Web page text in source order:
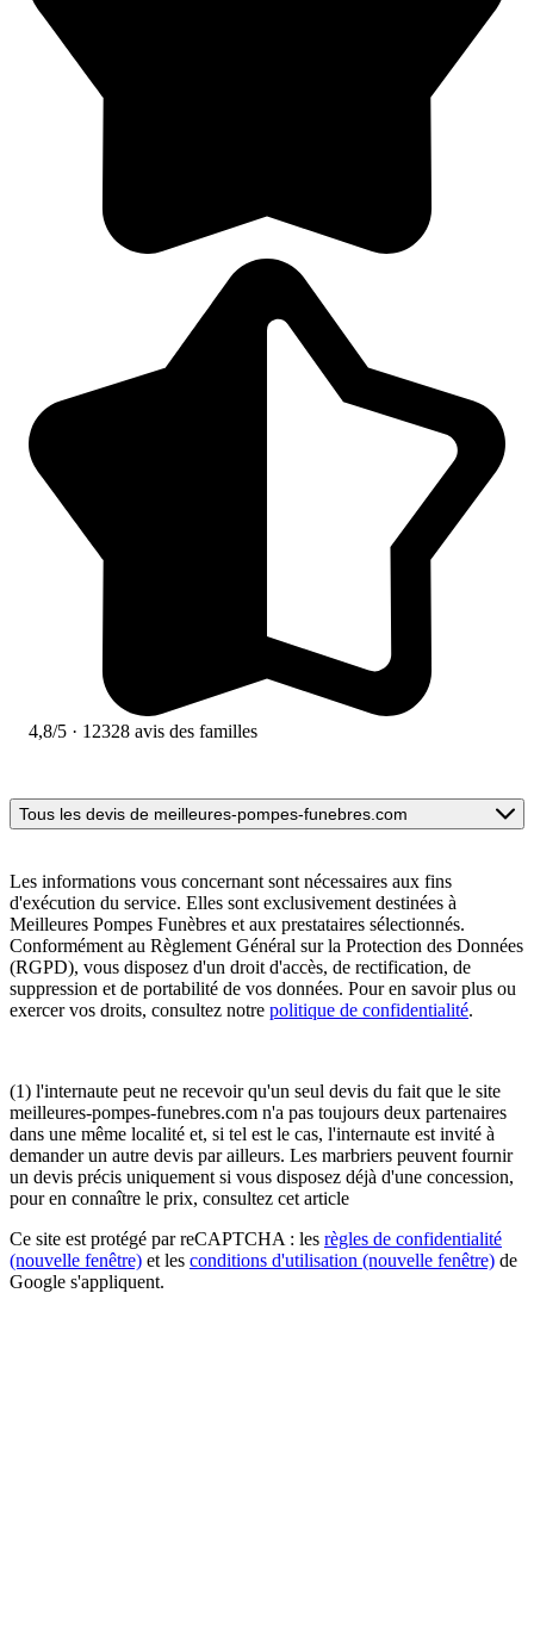
4,8/5 · 12328 avis des familles
Tous les devis de meilleures-pompes-funebres.com
Les informations vous concernant sont nécessaires aux fins
d'exécution du service. Elles sont exclusivement destinées à
Meilleures Pompes Funèbres et aux prestataires sélectionnés.
Conformément au Règlement Général sur la Protection des Données
(RGPD), vous disposez d'un droit d'accès, de rectification, de
suppression et de portabilité de vos données. Pour en savoir plus ou
exercer vos droits, consultez notre politique de confidentialité.
(1) l'internaute peut ne recevoir qu'un seul devis du fait que le site
meilleures-pompes-funebres.com n'a pas toujours deux partenaires
dans une même localité et, si tel est le cas, l'internaute est invité à
demander un autre devis par ailleurs. Les marbriers peuvent fournir
un devis précis uniquement si vous disposez déjà d'une concession,
pour en connaître le prix, consultez cet article
Ce site est protégé par reCAPTCHA : les règles de confidentialité
(nouvelle fenêtre) et les conditions d'utilisation (nouvelle fenêtre) de
Google s'appliquent.